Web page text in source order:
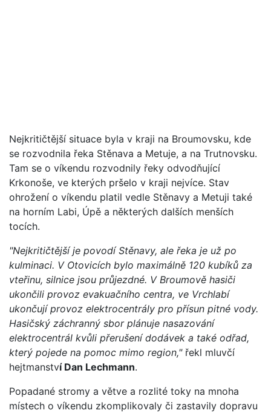
Nejkritičtější situace byla v kraji na Broumovsku, kde
se rozvodnila řeka Stěnava a Metuje, a na Trutnovsku.
Tam se o víkendu rozvodnily řeky odvodňující
Krkonoše, ve kterých pršelo v kraji nejvíce. Stav
ohrožení o víkendu platil vedle Stěnavy a Metuji také
na horním Labi, Úpě a některých dalších menších
tocích.
"Nejkritičtější je povodí Stěnavy, ale řeka je už po
kulminaci. V Otovicích bylo maximálně 120 kubíků za
vteřinu, silnice jsou průjezdné. V Broumově hasiči
ukončili provoz evakuačního centra, ve Vrchlabí
ukončují provoz elektrocentrály pro přísun pitné vody.
Hasičský záchranný sbor plánuje nasazování
elektrocentrál kvůli přerušení dodávek a také odřad,
který pojede na pomoc mimo region,"řekl mluvčí
hejtmanství Dan Lechmann.
Popadané stromy a větve a rozlité toky na mnoha
místech o víkendu zkomplikovaly či zastavily dopravu